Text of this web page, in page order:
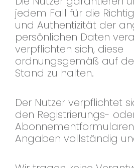
jedem Fall für die
und Authentizität der
persönlichen Daten
verpflichten sich, diese
ordnungsgemäß auf
Stand zu halten.
Der Nutzer verpflichtet
den Registrierungs-
Angaben vollständig